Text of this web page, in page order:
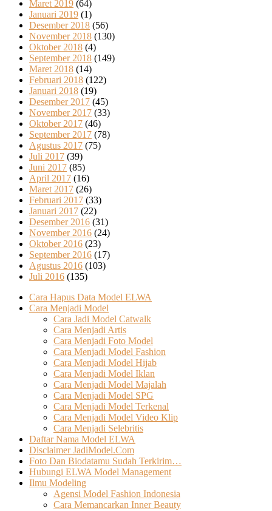
Maret 2019 (64)
Januari 2019 (1)
Desember 2018 (56)
November 2018 (130)
Oktober 2018 (4)
September 2018 (149)
Maret 2018 (14)
Februari 2018 (122)
Januari 2018 (19)
Desember 2017 (45)
November 2017 (33)
Oktober 2017 (46)
September 2017 (78)
Agustus 2017 (75)
Juli 2017 (39)
Juni 2017 (85)
April 2017 (16)
Maret 2017 (26)
Februari 2017 (33)
Januari 2017 (22)
Desember 2016 (31)
November 2016 (24)
Oktober 2016 (23)
September 2016 (17)
Agustus 2016 (103)
Juli 2016 (135)
Cara Hapus Data Model ELWA
Cara Menjadi Model
Cara Jadi Model Catwalk
Cara Menjadi Artis
Cara Menjadi Foto Model
Cara Menjadi Model Fashion
Cara Menjadi Model Hijab
Cara Menjadi Model Iklan
Cara Menjadi Model Majalah
Cara Menjadi Model SPG
Cara Menjadi Model Terkenal
Cara Menjadi Model Video Klip
Cara Menjadi Selebritis
Daftar Nama Model ELWA
Disclaimer JadiModel.Com
Foto Dan Biodatamu Sudah Terkirim…
Hubungi ELWA Model Management
Ilmu Modeling
Agensi Model Fashion Indonesia
Cara Memancarkan Inner Beauty